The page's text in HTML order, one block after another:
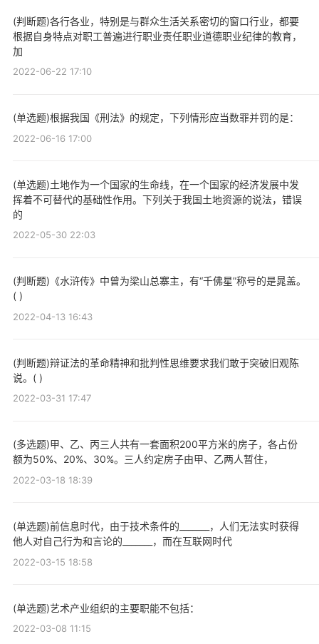
(判断题)各行各业，特别是与群众生活关系密切的窗口行业，都要
根据自身特点对职工普遍进行职业责任职业道德职业纪律的教育，
加
2022-06-22 17:10
(单选题)根据我国《刑法》的规定，下列情形应当数罪并罚的是：
2022-06-16 17:00
(单选题)土地作为一个国家的生命线，在一个国家的经济发展中发
挥着不可替代的基础性作用。下列关于我国土地资源的说法，错误
的
2022-05-30 22:03
(判断题)《水浒传》中曾为梁山总寨主，有“千佛星”称号的是晁盖。
( )
2022-04-13 16:43
(判断题)辩证法的革命精神和批判性思维要求我们敢于突破旧观陈
说。( )
2022-03-31 17:47
(多选题)甲、乙、丙三人共有一套面积200平方米的房子，各占份
额为50%、20%、30%。三人约定房子由甲、乙两人暂住，
2022-03-18 18:39
(单选题)前信息时代，由于技术条件的_______，人们无法实时获得
他人对自己行为和言论的_______，而在互联网时代
2022-03-15 18:58
(单选题)艺术产业组织的主要职能不包括：
2022-03-08 11:15